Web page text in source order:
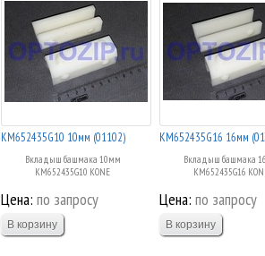
KM652435G10 10мм (01102)
Вкладыш башмака 10мм
KM652435G10 KONE
Цена: по запросу
KM652435G16 16мм
Вкладыш башмака
KM652435G16
Цена: по запросу